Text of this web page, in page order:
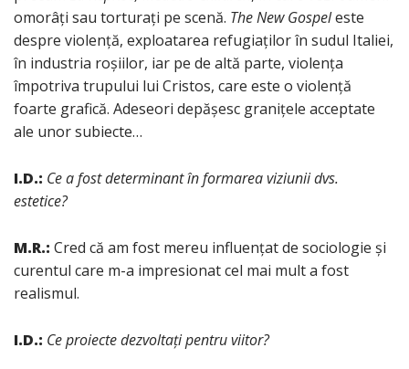
omorâți sau torturați pe scenă. The New Gospeleste
despre violență, exploatarea refugiaților în sudul Italiei,
în industria roșiilor, iar pe de altă parte, violența
împotriva trupului lui Cristos, care este o violență
foarte grafică. Adeseori depășesc granițele acceptate
ale unor subiecte…
I.D.: Ce a fost determinant în formarea viziunii dvs.
estetice?
M.R.: Cred că am fost mereu influențat de sociologie și
curentul care m-a impresionat cel mai mult a fost
realismul.
I.D.: Ce proiecte dezvoltați pentru viitor?